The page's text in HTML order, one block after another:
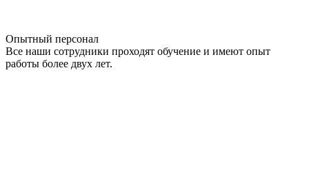
Опытный персонал
Все наши сотрудники проходят обучение и имеют опыт
работы более двух лет.